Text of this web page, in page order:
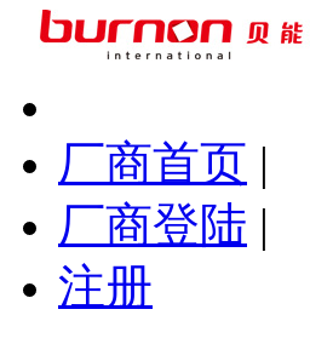
厂商首页 |
厂商登陆 |
注册